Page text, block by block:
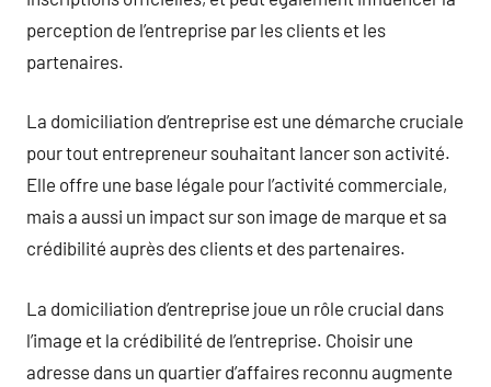
perception de l’entreprise par les clients et les
partenaires.
La domiciliation d’entreprise est une démarche cruciale
pour tout entrepreneur souhaitant lancer son activité.
Elle offre une base légale pour l’activité commerciale,
mais a aussi un impact sur son image de marque et sa
crédibilité auprès des clients et des partenaires.
La domiciliation d’entreprise joue un rôle crucial dans
l’image et la crédibilité de l’entreprise. Choisir une
adresse dans un quartier d’affaires reconnu augmente